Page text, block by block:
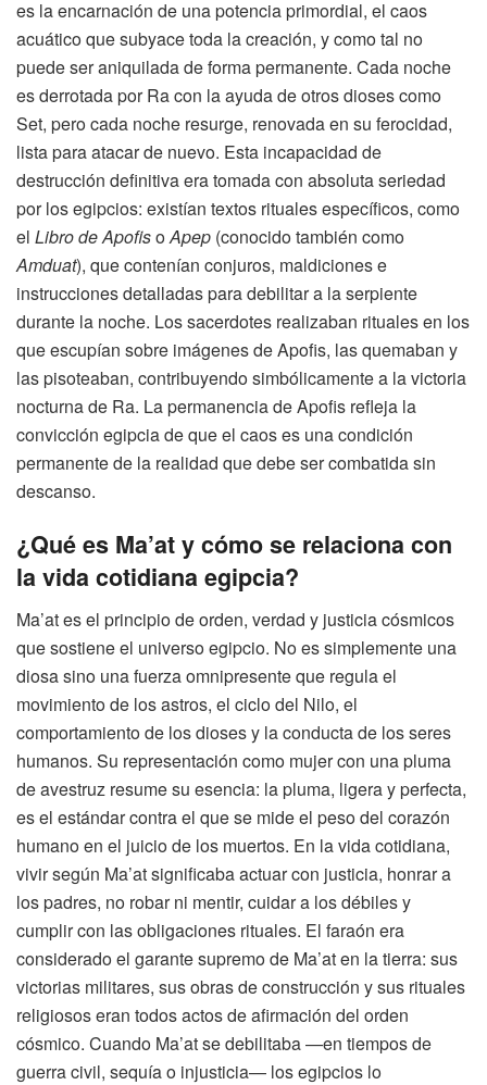
es la encarnación de una potencia primordial, el caos
acuático que subyace toda la creación, y como tal no
puede ser aniquilada de forma permanente. Cada noche
es derrotada por Ra con la ayuda de otros dioses como
Set, pero cada noche resurge, renovada en su ferocidad,
lista para atacar de nuevo. Esta incapacidad de
destrucción definitiva era tomada con absoluta seriedad
por los egipcios: existían textos rituales específicos, como
el Libro de ApofisoApep (conocido también como
Amduat), que contenían conjuros, maldiciones e
instrucciones detalladas para debilitar a la serpiente
durante la noche. Los sacerdotes realizaban rituales en los
que escupían sobre imágenes de Apofis, las quemaban y
las pisoteaban, contribuyendo simbólicamente a la victoria
nocturna de Ra. La permanencia de Apofis refleja la
convicción egipcia de que el caos es una condición
permanente de la realidad que debe ser combatida sin
descanso.
¿Qué es Ma’at y cómo se relaciona con
la vida cotidiana egipcia?
Ma’at es el principio de orden, verdad y justicia cósmicos
que sostiene el universo egipcio. No es simplemente una
diosa sino una fuerza omnipresente que regula el
movimiento de los astros, el ciclo del Nilo, el
comportamiento de los dioses y la conducta de los seres
humanos. Su representación como mujer con una pluma
de avestruz resume su esencia: la pluma, ligera y perfecta,
es el estándar contra el que se mide el peso del corazón
humano en el juicio de los muertos. En la vida cotidiana,
vivir según Ma’at significaba actuar con justicia, honrar a
los padres, no robar ni mentir, cuidar a los débiles y
cumplir con las obligaciones rituales. El faraón era
considerado el garante supremo de Ma’at en la tierra: sus
victorias militares, sus obras de construcción y sus rituales
religiosos eran todos actos de afirmación del orden
cósmico. Cuando Ma’at se debilitaba —en tiempos de
guerra civil, sequía o injusticia— los egipcios lo